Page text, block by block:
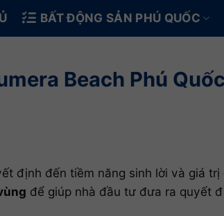
BẤT ĐỘNG SẢN PHÚ QUỐC
Beach Phú Quốc
định đến tiềm năng sinh lời và giá
để giúp nhà đầu tư đưa ra quyết